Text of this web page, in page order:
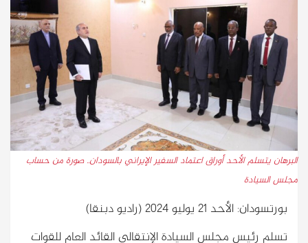
البرهان يتسلم الأحد أوراق اعتماد السفير الإيراني بالسودان.. صورة من حساب
مجلس السيادة
بورتسودان: الأحد ٢١ يوليو ٢٠٢٤ (راديو دبنقا)
تسلم رئيس مجلس السيادة الإنتقالي القائد العام للقوات